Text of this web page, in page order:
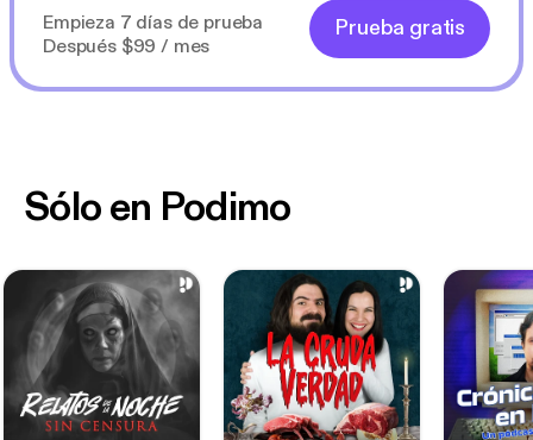
Empieza 7 días de prueba
Después $99 / mes
Prueba gratis
Sólo en Podimo